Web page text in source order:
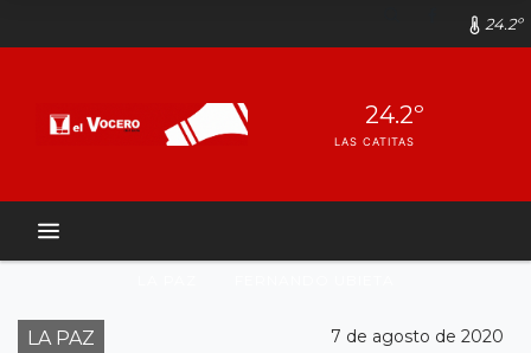
24.2º
24.2º
LAS CATITAS
LA PAZ 7 de agosto de 2020